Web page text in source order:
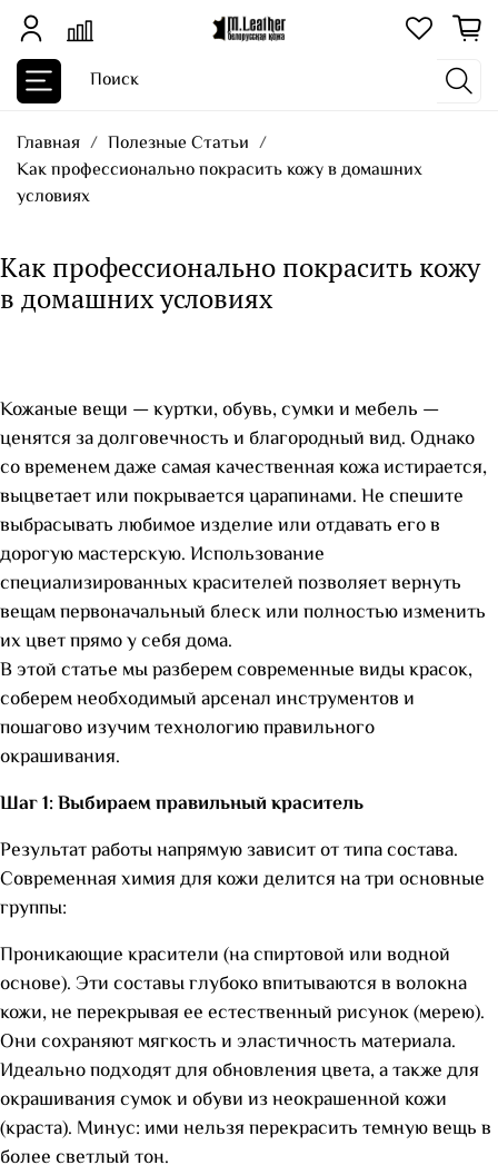
Главная
Полезные Статьи
Как профессионально покрасить кожу в домашних
условиях
Как профессионально покрасить кожу
в домашних условиях
Кожаные вещи — куртки, обувь, сумки и мебель —
ценятся за долговечность и благородный вид. Однако
со временем даже самая качественная кожа истирается,
выцветает или покрывается царапинами. Не спешите
выбрасывать любимое изделие или отдавать его в
дорогую мастерскую. Использование
специализированных красителей позволяет вернуть
вещам первоначальный блеск или полностью изменить
их цвет прямо у себя дома.
В этой статье мы разберем современные виды красок,
соберем необходимый арсенал инструментов и
пошагово изучим технологию правильного
окрашивания.
Шаг 1: Выбираем правильный краситель
Результат работы напрямую зависит от типа состава.
Современная химия для кожи делится на три основные
группы:
Проникающие красители (на спиртовой или водной
основе). Эти составы глубоко впитываются в волокна
кожи, не перекрывая ее естественный рисунок (мерею).
Они сохраняют мягкость и эластичность материала.
Идеально подходят для обновления цвета, а также для
окрашивания сумок и обуви из неокрашенной кожи
(краста). Минус: ими нельзя перекрасить темную вещь в
более светлый тон.